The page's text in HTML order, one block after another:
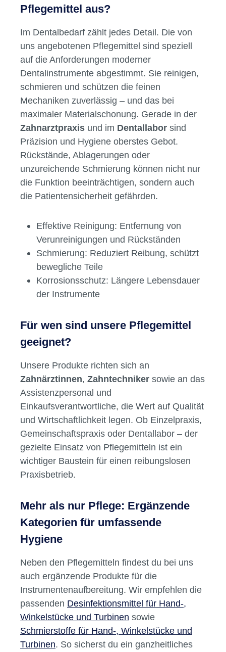
Pflegemittel aus?
Im Dentalbedarf zählt jedes Detail. Die von
uns angebotenen Pflegemittel sind speziell
auf die Anforderungen moderner
Dentalinstrumente abgestimmt. Sie reinigen,
schmieren und schützen die feinen
Mechaniken zuverlässig – und das bei
maximaler Materialschonung. Gerade in der
Zahnarztpraxis und im Dentallabor sind
Präzision und Hygiene oberstes Gebot.
Rückstände, Ablagerungen oder
unzureichende Schmierung können nicht nur
die Funktion beeinträchtigen, sondern auch
die Patientensicherheit gefährden.
Effektive Reinigung: Entfernung von
Verunreinigungen und Rückständen
Schmierung: Reduziert Reibung, schützt
bewegliche Teile
Korrosionsschutz: Längere Lebensdauer
der Instrumente
Für wen sind unsere Pflegemittel
geeignet?
Unsere Produkte richten sich an
Zahnärztinnen, Zahntechniker sowie an das
Assistenzpersonal und
Einkaufsverantwortliche, die Wert auf Qualität
und Wirtschaftlichkeit legen. Ob Einzelpraxis,
Gemeinschaftspraxis oder Dentallabor – der
gezielte Einsatz von Pflegemitteln ist ein
wichtiger Baustein für einen reibungslosen
Praxisbetrieb.
Mehr als nur Pflege: Ergänzende
Kategorien für umfassende
Hygiene
Neben den Pflegemitteln findest du bei uns
auch ergänzende Produkte für die
Instrumentenaufbereitung. Wir empfehlen die
passenden Desinfektionsmittel für Hand-,
Winkelstücke und Turbinen sowie
Schmierstoffe für Hand-, Winkelstücke und
Turbinen. So sicherst du ein ganzheitliches